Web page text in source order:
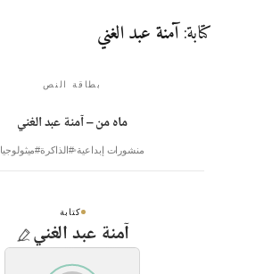
كتابة:آمنة عبد الغني
بطاقة النص
ماه من – آمنة عبد الغني
منشورات إبداعية #الذاكرة#ميثولوجيا
كتابة
آمنة عبد الغني